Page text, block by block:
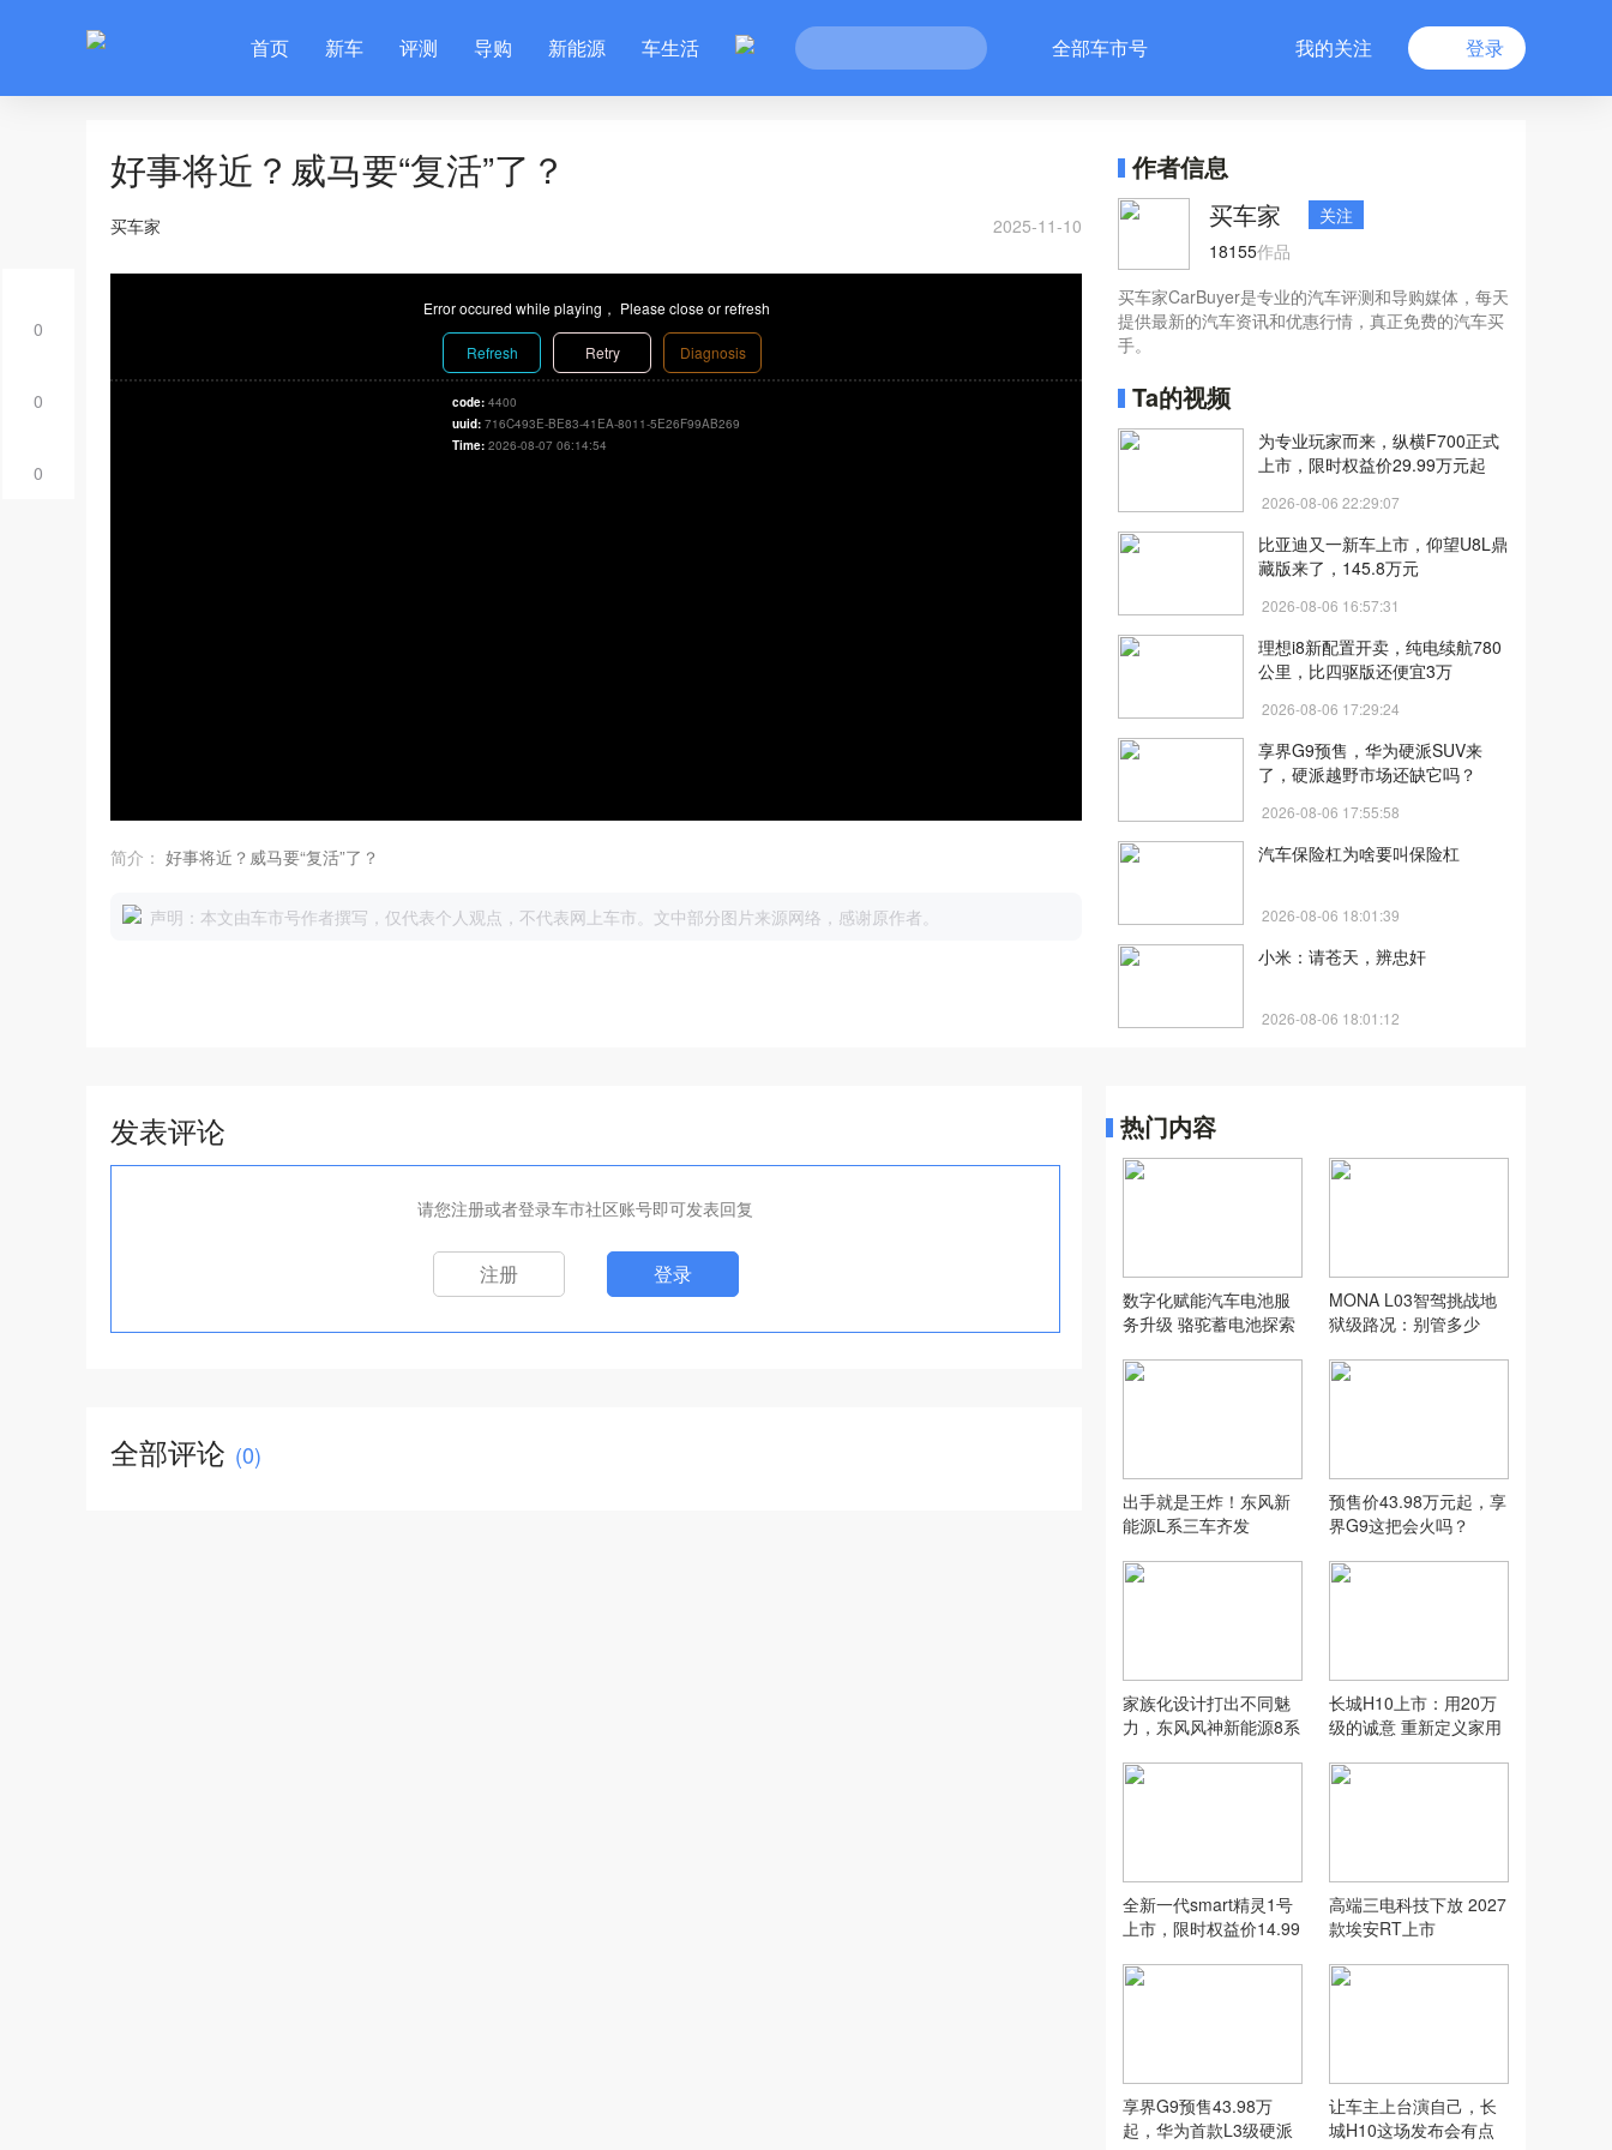
首页 新车 评测 导购 新能源 车生活 全部车市号 我的关注 登录
0
0
0
好事将近？威马要“复活”了？
买车家 2025-11-10
Error occured while playing， Please close or refresh
Refresh Retry Diagnosis
code: 4400
uuid: 716C493E-BE83-41EA-8011-5E26F99AB269
Time: 2026-08-07 06:14:54
简介： 好事将近？威马要“复活”了？
声明：本文由车市号作者撰写，仅代表个人观点，不代表网上车市。文中部分图片来源网络，感谢原作者。
作者信息
买车家
关注
18155作品
买车家CarBuyer是专业的汽车评测和导购媒体，每天
提供最新的汽车资讯和优惠行情，真正免费的汽车买
手。
Ta的视频
为专业玩家而来，纵横F700正式
上市，限时权益价29.99万元起
2026-08-06 22:29:07
比亚迪又一新车上市，仰望U8L鼎
藏版来了，145.8万元
2026-08-06 16:57:31
理想i8新配置开卖，纯电续航780
公里，比四驱版还便宜3万
2026-08-06 17:29:24
享界G9预售，华为硬派SUV来
了，硬派越野市场还缺它吗？
2026-08-06 17:55:58
汽车保险杠为啥要叫保险杠
2026-08-06 18:01:39
小米：请苍天，辨忠奸
2026-08-06 18:01:12
发表评论
请您注册或者登录车市社区账号即可发表回复
注册 登录
全部评论 (0)
热门内容
数字化赋能汽车电池服
务升级 骆驼蓄电池探索
MONA L03智驾挑战地
狱级路况：别管多少
驾
出手就是王炸！东风新
能源L系三车齐发
预售价43.98万元起，享
界G9这把会火吗？
家族化设计打出不同魅
力，东风风神新能源8系
长城H10上市：用20万
级的诚意 重新定义家用
全新一代smart精灵1号
上市，限时权益价14.99
高端三电科技下放 2027
款埃安RT上市
享界G9预售43.98万
起，华为首款L3级硬派
让车主上台演自己，长
城H10这场发布会有点